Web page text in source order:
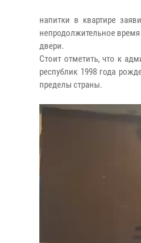
напитки в квартире
непродолжительное
двери.
Стоит отметить, что к
республик 1998 года
пределы страны.